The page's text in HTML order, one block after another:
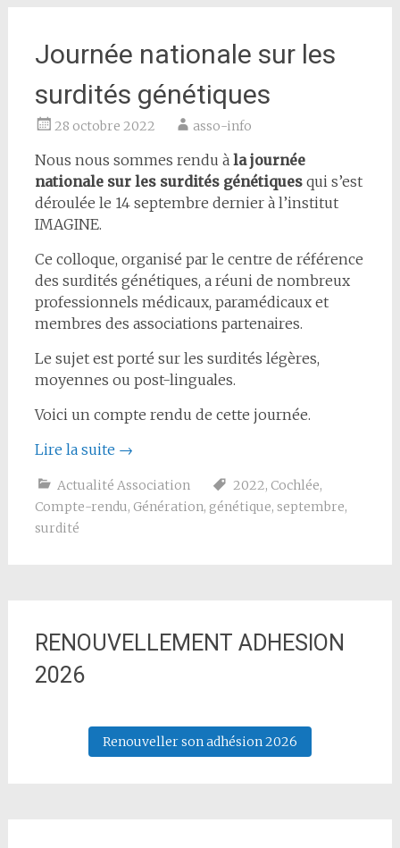
Journée nationale sur les
surdités génétiques
28 octobre 2022 asso-info
Nous nous sommes rendu à la journée
nationale sur les surdités génétiquesqui s’est
déroulée le 14 septembre dernier à l’institut
IMAGINE.
Ce colloque, organisé par le centre de référence
des surdités génétiques, a réuni de nombreux
professionnels médicaux, paramédicaux et
membres des associations partenaires.
Le sujet est porté sur les surdités légères,
moyennes ou post-linguales.
Voici un compte rendu de cette journée.
Lire la suite →
Actualité Association 2022, Cochlée,
Compte-rendu, Génération, génétique, septembre,
surdité
RENOUVELLEMENT ADHESION
2026
Renouveller son adhésion 2026